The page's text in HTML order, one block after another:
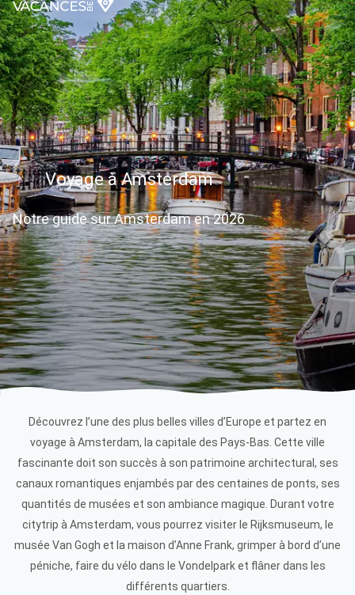
Voyage à Amsterdam
Notre guide sur Amsterdam en 2026
Découvrez l’une des plus belles villes d’Europe et partez en
voyage à Amsterdam, la capitale des Pays-Bas. Cette ville
fascinante doit son succès à son patrimoine architectural, ses
canaux romantiques enjambés par des centaines de ponts, ses
quantités de musées et son ambiance magique. Durant votre
citytrip à Amsterdam, vous pourrez visiter le Rijksmuseum, le
musée Van Gogh et la maison d’Anne Frank, grimper à bord d’une
péniche, faire du vélo dans le Vondelpark et flâner dans les
différents quartiers.